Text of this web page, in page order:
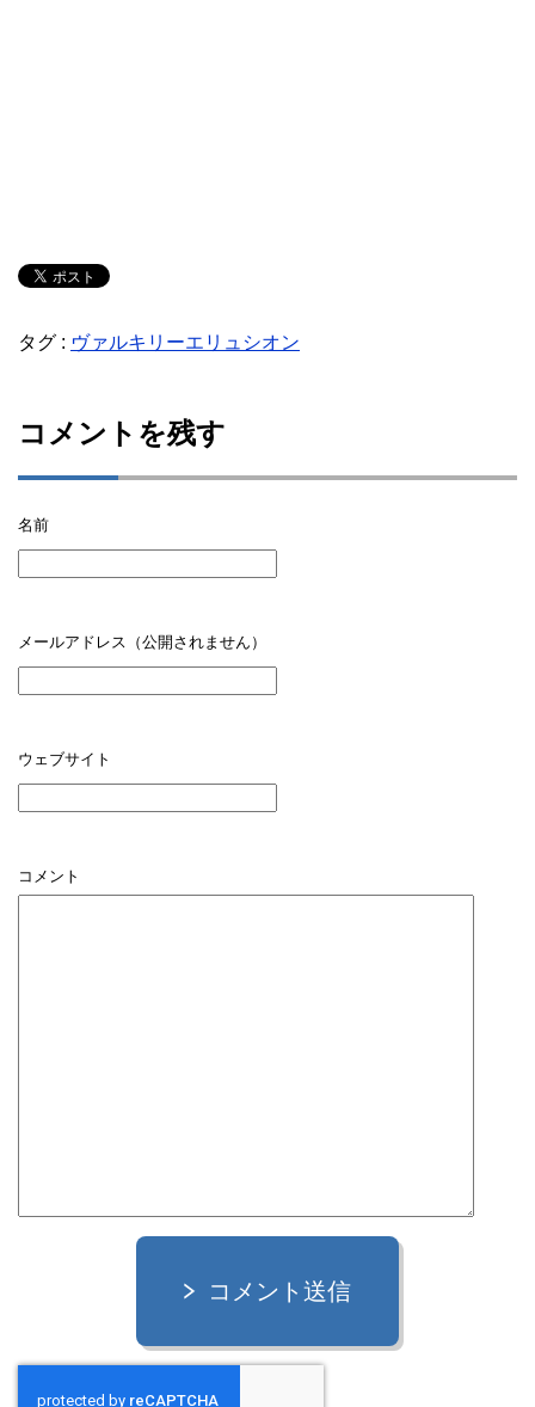
タグ : ヴァルキリーエリュシオン
コメントを残す
名前
メールアドレス（公開されません）
ウェブサイト
コメント
コメント送信